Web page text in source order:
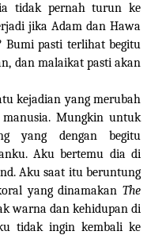
tidak pernah turun ke
jika Adam dan Hawa
Bumi pasti terlihat begitu
dan malaikat pasti akan
yang merubah
manusia. Mungkin untuk
yang dengan begitu
Aku bertemu dia di
Aku saat itu beruntung
yang dinamakan The
warna dan kehidupan di
tidak ingin kembali ke